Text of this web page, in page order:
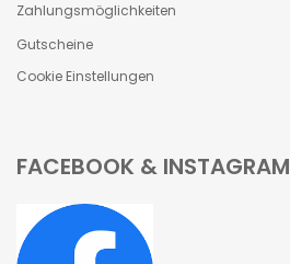
Zahlungsmöglichkeiten
Gutscheine
Cookie Einstellungen
FACEBOOK & INSTAGRAM